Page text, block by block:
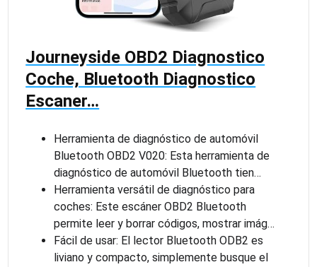
Journeyside OBD2 Diagnostico
Coche, Bluetooth Diagnostico
Escaner…
Herramienta de diagnóstico de automóvil
Bluetooth OBD2 V020: Esta herramienta de
diagnóstico de automóvil Bluetooth tien…
Herramienta versátil de diagnóstico para
coches: Este escáner OBD2 Bluetooth
permite leer y borrar códigos, mostrar imág…
Fácil de usar: El lector Bluetooth ODB2 es
liviano y compacto, simplemente busque el